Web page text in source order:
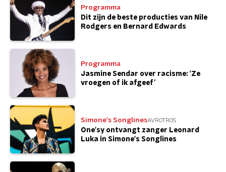
Programma
Dit zijn de beste producties van Nile
Rodgers en Bernard Edwards
Programma
Jasmine Sendar over racisme: ‘Ze
vroegen of ik afgeef’
Simone's SonglinesAVROTROS
One'sy ontvangt zanger Leonard
Luka in Simone's Songlines